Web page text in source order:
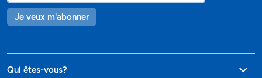
Je veux m'abonner
Qui êtes-vous?